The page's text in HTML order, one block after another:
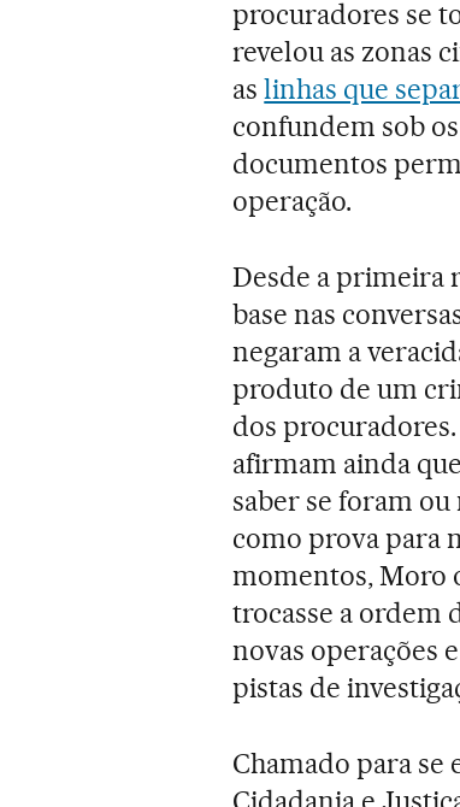
procuradores se
revelou as zonas
aslinhas que
confundem sob
documentos
operação.
Desde a primeira
base nas
negaram a
produto de um
dos
afirmam ainda
saber se foram
como prova para
momentos, Moro
trocasse a ordem
novas operações
pistas de
Chamado para se